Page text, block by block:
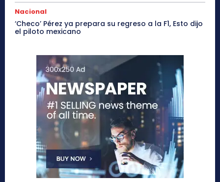
Nacional
‘Checo’ Pérez ya prepara su regreso a la F1, Esto dijo
el piloto mexicano